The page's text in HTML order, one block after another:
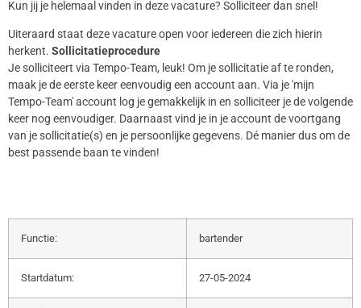
Kun jij je helemaal vinden in deze vacature? Solliciteer dan snel!
Uiteraard staat deze vacature open voor iedereen die zich hierin
herkent. Sollicitatieprocedure
Je solliciteert via Tempo-Team, leuk! Om je sollicitatie af te ronden,
maak je de eerste keer eenvoudig een account aan. Via je 'mijn
Tempo-Team' account log je gemakkelijk in en solliciteer je de volgende
keer nog eenvoudiger. Daarnaast vind je in je account de voortgang
van je sollicitatie(s) en je persoonlijke gegevens. Dé manier dus om de
best passende baan te vinden!
Functie: bartender
Startdatum: 27-05-2024